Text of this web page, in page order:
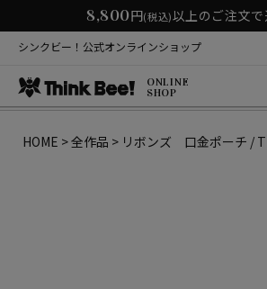
8,800円(税込)以上のご注文
シンクビー！公式オンラインショップ
ONLINE
SHOP
HOME 全作品 リボンズ 口金ポーチ /